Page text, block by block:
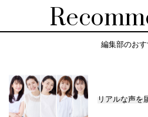
編集部のお
リアルな声を